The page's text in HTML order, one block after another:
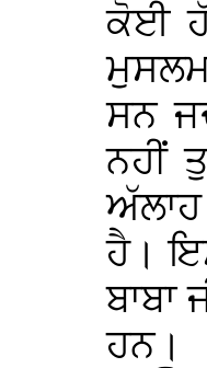
ਕੋਈ
ਸਨ
ਨਹੀਂ
ਹੈ।
ਬਾਬਾ
ਹਨ।